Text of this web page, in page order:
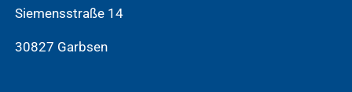
Siemensstraße 14
30827 Garbsen